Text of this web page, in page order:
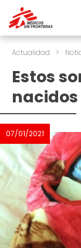
Actualidad >
Estos
nacidos
07/01/2021